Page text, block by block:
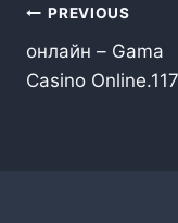
글
탐
PREVIOUS
онлайн – Gama
Casino